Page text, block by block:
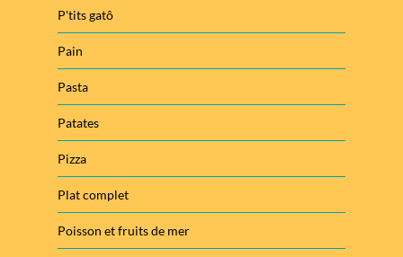
P'tits gatô
Pain
Pasta
Patates
Pizza
Plat complet
Poisson et fruits de mer